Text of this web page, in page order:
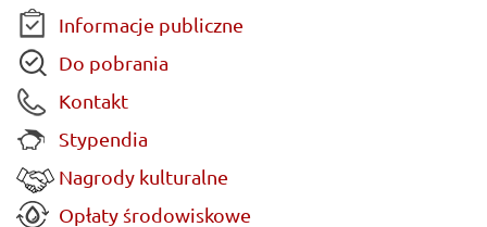
Informacje publiczne
Do pobrania
Kontakt
Stypendia
Nagrody kulturalne
Opłaty środowiskowe